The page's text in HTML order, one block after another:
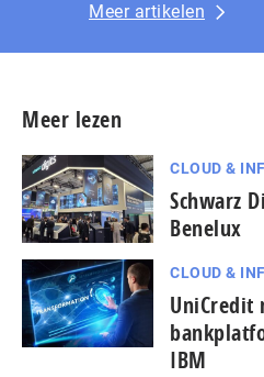
Meer artikelen
Meer lezen
CLOUD &
Schwarz
Benelux
CLOUD &
UniCredit
IBM